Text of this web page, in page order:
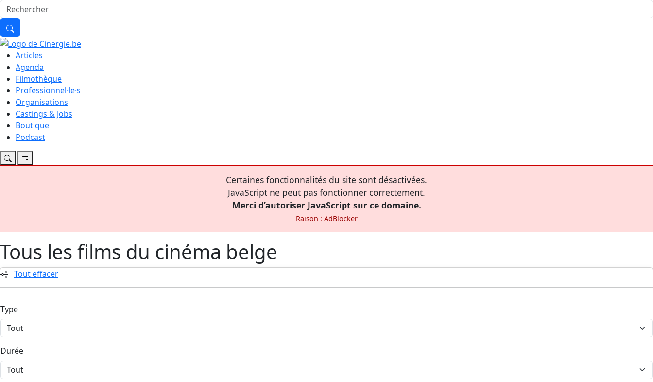
Articles
Agenda
Filmothèque
Professionnel·le·s
Organisations
Castings & Jobs
Boutique
Podcast
Certaines fonctionnalités du site sont désactivées.
JavaScript ne peut pas fonctionner correctement.
Merci d’autoriser JavaScript sur ce domaine.
Raison : AdBlocker
Tous les films du cinéma belge
Tout effacer
Type
Durée